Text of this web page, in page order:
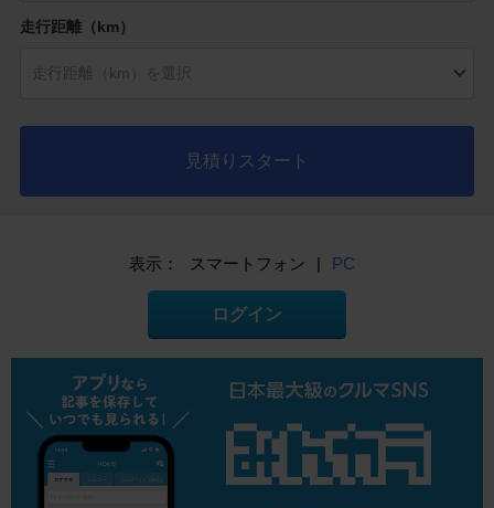
走行距離（km）
見積りスタート
表示： スマートフォン | PC
ログイン